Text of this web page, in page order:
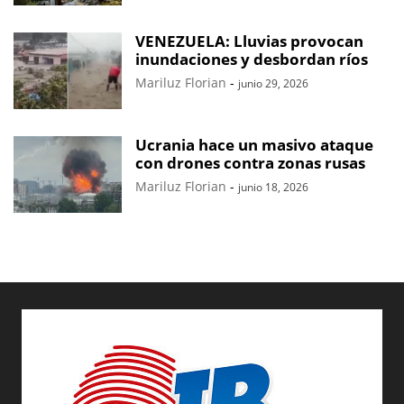
VENEZUELA: Lluvias provocan
inundaciones y desbordan ríos
Mariluz Florian - junio 29, 2026
Ucrania hace un masivo ataque
con drones contra zonas rusas
Mariluz Florian - junio 18, 2026